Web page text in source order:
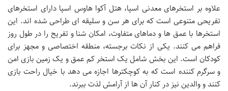
علاوه بر استخرهای معدنی اسپا، هتل آکوا هاوس اسپا دارای استخرهای
تفریحی متنوعی است که برای هر سن و سلیقه ای طراحی شده اند. این
استخرها با عمق ها و دماهای متفاوت، امکان شنا و تفریح را در طول روز
فراهم می کنند. یکی از نکات برجسته، منطقه اختصاصی و مجهز برای
کودکان است. این بخش شامل یک استخر کم عمق و یک زمین بازی امن
و سرگرم کننده است که به کوچکترها اجازه می دهد با خیال راحت بازی
کنند و والدین نیز در کنار آن ها از آرامش لذت ببرند.